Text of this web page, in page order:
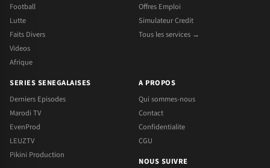
Football
Lutte
Faits Divers
Videos
Afrique
Offres Emploi
Simulateur Credit
Tous les services →
SERIES SENEGALAISES
Derniers Episodes
Marodi TV
EvenProd
LEUZTV
Pikini Production
A PROPOS
Qui sommes-nous
Contact
Confidentialite
CGU
NOUS SUIVRE